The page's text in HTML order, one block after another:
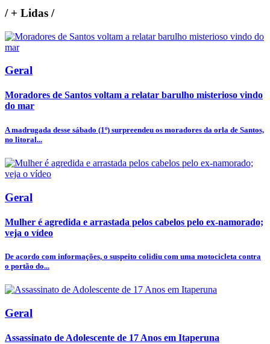
/+ Lidas /
Geral
Moradores de Santos voltam a relatar barulho misterioso vindo
do mar
A madrugada desse sábado (1º) surpreendeu os moradores da orla de Santos,
no litoral...
Geral
Mulher é agredida e arrastada pelos cabelos pelo ex-namorado;
veja o vídeo
De acordo com informações, o suspeito colidiu com uma motocicleta contra
o portão do...
Geral
Assassinato de Adolescente de 17 Anos em Itaperuna